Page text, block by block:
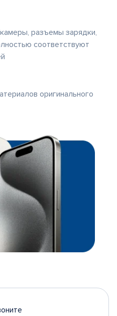
разъемы зарядки,
соответствуют
оригинального